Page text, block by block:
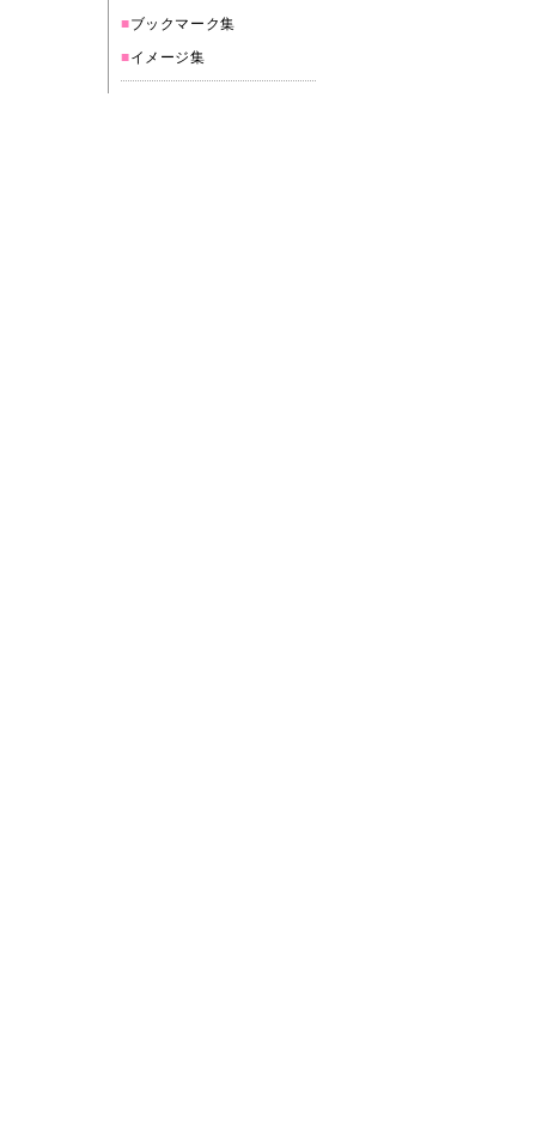
■ブックマーク集
■イメージ集